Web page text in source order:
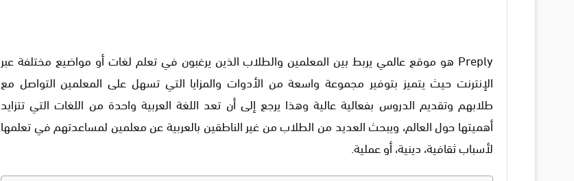
Preply هو موقع عالمي يربط بين المعلمين والطلاب الذين يرغبون في تعلم لغات أو مواضيع مختلفة عبر
الإنترنت حيث يتميز بتوفير مجموعة واسعة من الأدوات والمزايا التي تسهل على المعلمين التواصل مع
طلابهم وتقديم الدروس بفعالية عالية وهذا يرجع إلى أن تعد اللغة العربية واحدة من اللغات التي تتزايد
أهميتها حول العالم، ويبحث العديد من الطلاب من غير الناطقين بالعربية عن معلمين لمساعدتهم في تعلمها
لأسباب ثقافية، دينية، أو عملية.